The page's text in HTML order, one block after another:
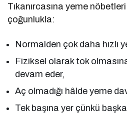
Tıkanırcasına yeme
çoğunlukla:
Normalden çok daha hızlı
Fiziksel olarak tok
devam eder,
Aç olmadığı hâlde yeme
Tek başına yer çünkü